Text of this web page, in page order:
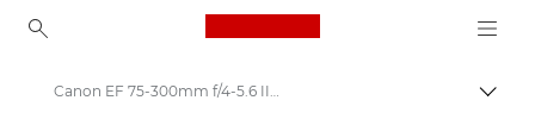
Canon Logo, back to
Canon EF 75-300mm f/4-5.6 III USM - Objektívy – objektívy pre kamery a fotoaparáty